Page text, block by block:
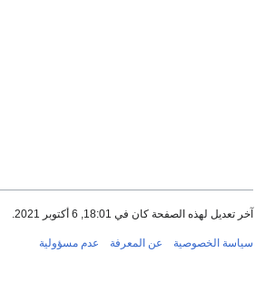
آخر تعديل لهذه الصفحة كان في 18:01, 6 أكتوبر 2021.
سياسة الخصوصية عن المعرفة عدم مسؤولية